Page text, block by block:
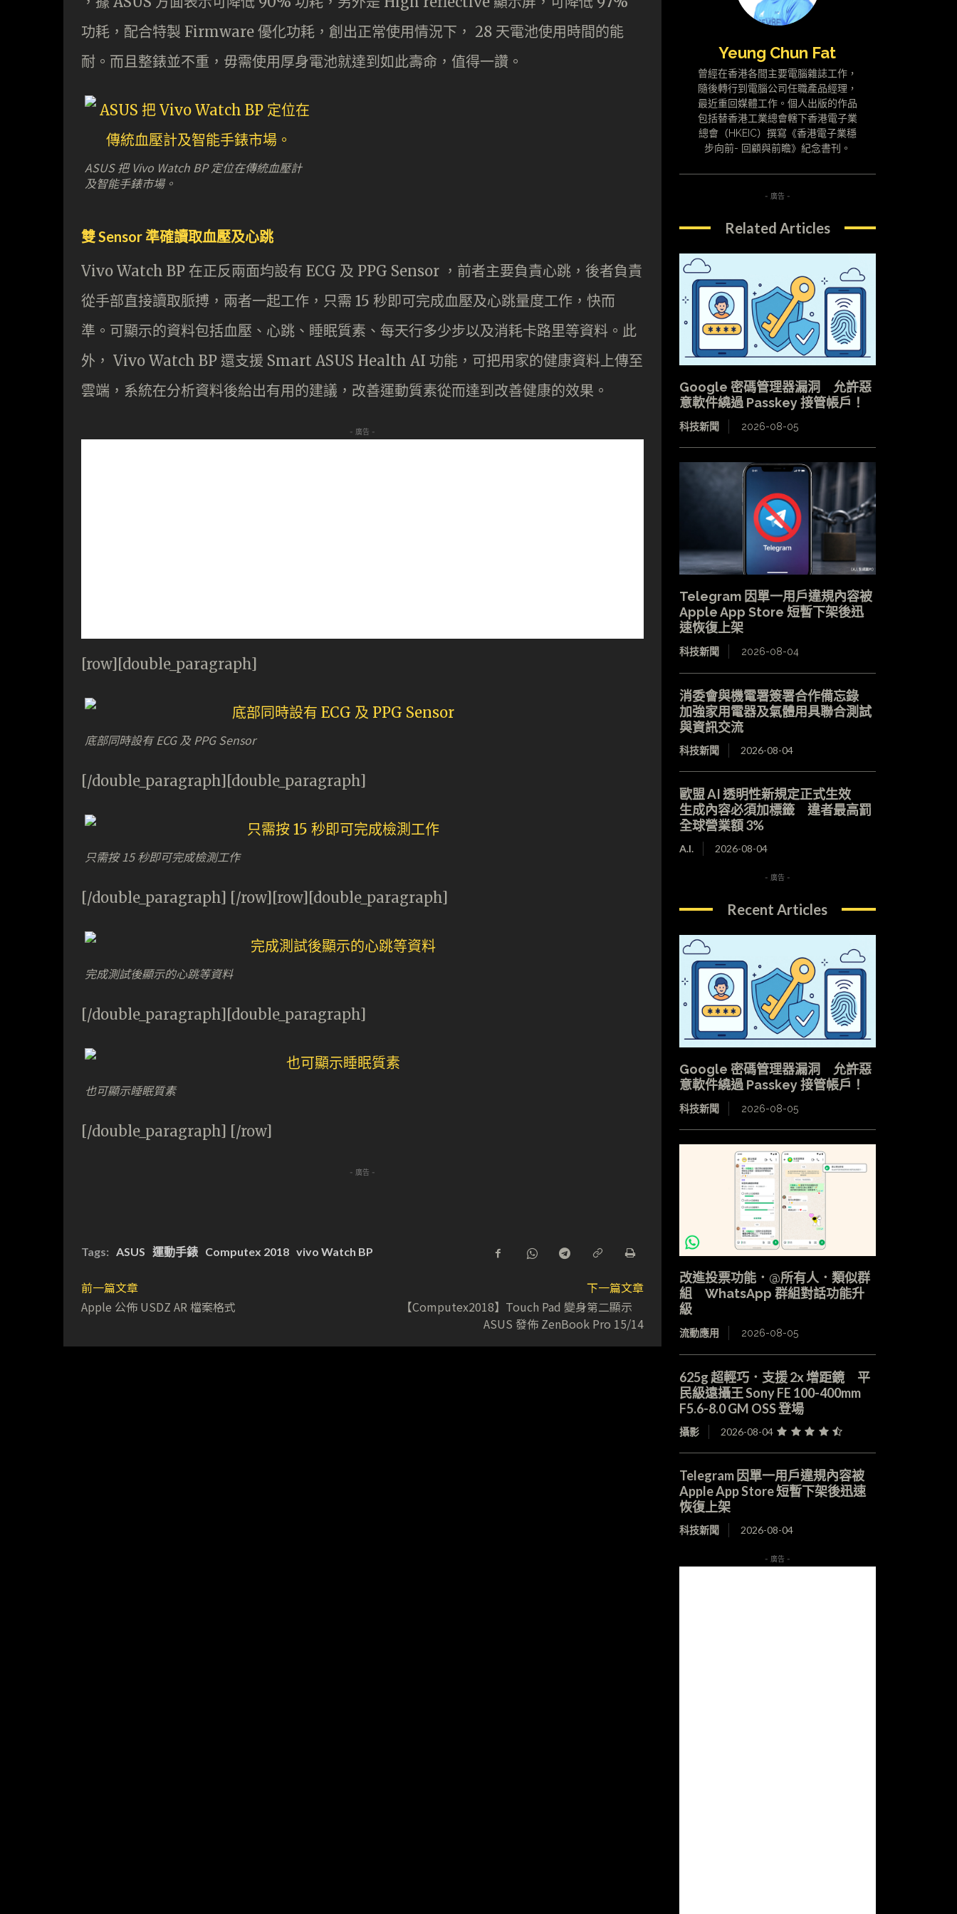
功耗，配合特製 Firmware 優化功耗，創出正常使用情況下， 28 天電池使用時間的能
耐。而且整錶並不重，毋需使用厚身電池就達到如此壽命，值得一讚。
ASUS 把 Vivo Watch BP 定位在傳統血壓計
及智能手錶市場。
雙 Sensor 準確讀取血壓及心跳
Vivo Watch BP 在正反兩面均設有 ECG 及 PPG Sensor ，前者主要負責心跳，後者負責
從手部直接讀取脈搏，兩者一起工作，只需 15 秒即可完成血壓及心跳量度工作，快而
準。可顯示的資料包括血壓、心跳、睡眠質素、每天行多少步以及消耗卡路里等資料。此
外， Vivo Watch BP 還支援 Smart ASUS Health AI 功能，可把用家的健康資料上傳至
雲端，系統在分析資料後給出有用的建議，改善運動質素從而達到改善健康的效果。
- 廣告 -
[row][double_paragraph]
底部同時設有 ECG 及 PPG Sensor
[/double_paragraph][double_paragraph]
只需按 15 秒即可完成檢測工作
[/double_paragraph] [/row][row][double_paragraph]
完成測試後顯示的心跳等資料
[/double_paragraph][double_paragraph]
也可顯示睡眠質素
[/double_paragraph] [/row]
- 廣告 -
Tags: ASUS 運動手錶 Computex 2018 vivo Watch BP
前一篇文章
Apple 公佈 USDZ AR 檔案格式
下一篇文章
【Computex2018】Touch Pad 變身第二顯示
ASUS 發佈 ZenBook Pro 15/14
Yeung Chun Fat
曾經在香港各間主要電腦雜誌工作，
隨後轉行到電腦公司任職產品經理，
最近重回媒體工作。個人出版的作品
包括替香港工業總會轄下香港電子業
總會（HKEIC）撰寫《香港電子業穩
步向前- 回顧與前瞻》紀念書刊。
- 廣告 -
Related Articles
Google 密碼管理器漏洞 允許惡
意軟件繞過 Passkey 接管帳戶！
科技新聞 2026-08-05
Telegram 因單一用戶違規內容被
Apple App Store 短暫下架後迅
速恢復上架
科技新聞 2026-08-04
消委會與機電署簽署合作備忘錄
加強家用電器及氣體用具聯合測試
與資訊交流
科技新聞 2026-08-04
歐盟 AI 透明性新規定正式生效
生成內容必須加標籤 違者最高罰
全球營業額 3%
A.I. 2026-08-04
- 廣告 -
Recent Articles
Google 密碼管理器漏洞 允許惡
意軟件繞過 Passkey 接管帳戶！
科技新聞 2026-08-05
改進投票功能．@所有人．類似群
組 WhatsApp 群組對話功能升
級
流動應用 2026-08-05
625g 超輕巧．支援 2x 增距鏡 平
民級遠攝王 Sony FE 100-400mm
F5.6-8.0 GM OSS 登場
攝影 2026-08-04
Telegram 因單一用戶違規內容被
Apple App Store 短暫下架後迅速
恢復上架
科技新聞 2026-08-04
- 廣告 -